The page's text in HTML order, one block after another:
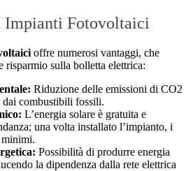
Impianti Fotovoltaici
offre numerosi vantaggi, che
risparmio sulla bolletta elettrica:
Riduzione delle emissioni di CO2
dai combustibili fossili.
L’energia solare è gratuita e
una volta installato l’impianto, i
Possibilità di produrre energia
la dipendenza dalla rete elettrica